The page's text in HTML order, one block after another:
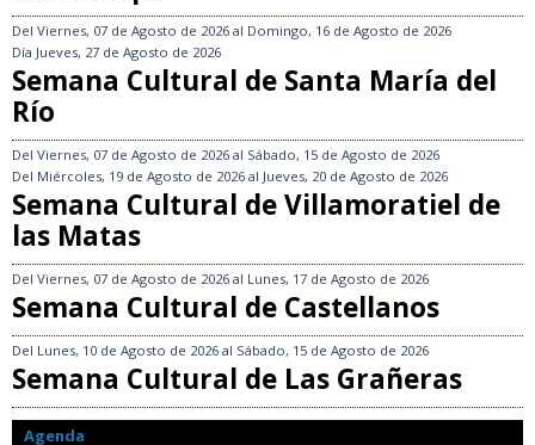
Del Viernes, 07 de Agosto de 2026 al Domingo, 16 de Agosto de 2026
Día Jueves, 27 de Agosto de 2026
Semana Cultural de Santa María del
Río
Del Viernes, 07 de Agosto de 2026 al Sábado, 15 de Agosto de 2026
Del Miércoles, 19 de Agosto de 2026 al Jueves, 20 de Agosto de 2026
Semana Cultural de Villamoratiel de
las Matas
Del Viernes, 07 de Agosto de 2026 al Lunes, 17 de Agosto de 2026
Semana Cultural de Castellanos
Del Lunes, 10 de Agosto de 2026 al Sábado, 15 de Agosto de 2026
Semana Cultural de Las Grañeras
Agenda